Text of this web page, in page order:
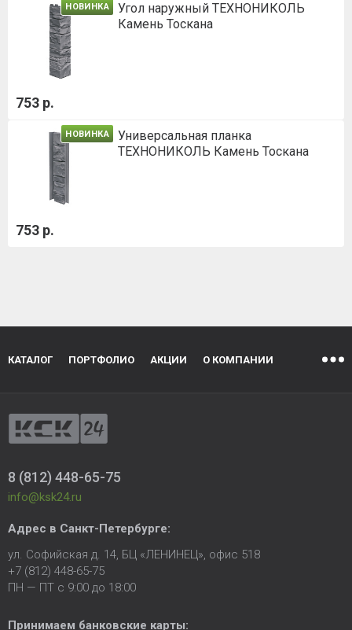
НОВИНКА
Угол наружный ТЕХНОНИКОЛЬ
Камень Тоскана
753 р.
НОВИНКА
Универсальная планка
ТЕХНОНИКОЛЬ Камень Тоскана
753 р.
КАТАЛОГ ПОРТФОЛИО АКЦИИ О КОМПАНИИ
8 (812) 448-65-75
info@ksk24.ru
Адрес в Санкт-Петербурге:
ул. Софийская д. 14, БЦ «ЛЕНИНЕЦ», офис 518
+7 (812) 448-65-75
ПН — ПТ с 9:00 до 18:00
Принимаем банковские карты: